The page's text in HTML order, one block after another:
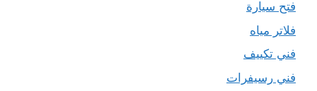
فتح سيارة
فلاتر مياه
فني تكييف
فني رسيفرات